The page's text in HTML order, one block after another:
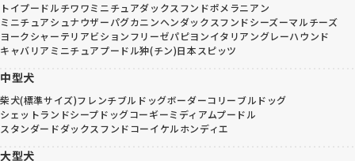
トイプードルチワワミニチュアダックスフンドポメラニアン
ミニチュアシュナウザーパグカニンヘンダックスフンドシーズーマルチーズ
ヨークシャーテリアビションフリーゼパピヨンイタリアングレーハウンド
キャバリア ミニチュアプードル狆(チン)日本スピッツ
中型犬
柴犬(標準サイズ)フレンチブルドッグボーダーコリーブルドッグ
シェットランドシープドッグコーギーミディアムプードル
スタンダードダックスフンドコーイケルホンディエ
大型犬